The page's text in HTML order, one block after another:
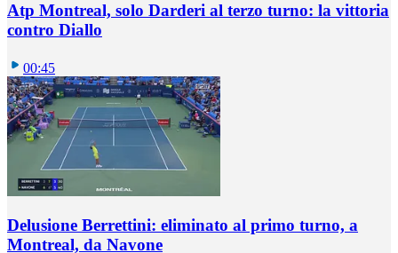
Atp Montreal, solo Darderi al terzo turno: la vittoria
contro Diallo
00:45
Delusione Berrettini: eliminato al primo turno, a
Montreal, da Navone